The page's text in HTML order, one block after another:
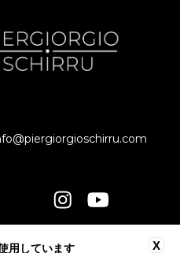
X
用しています